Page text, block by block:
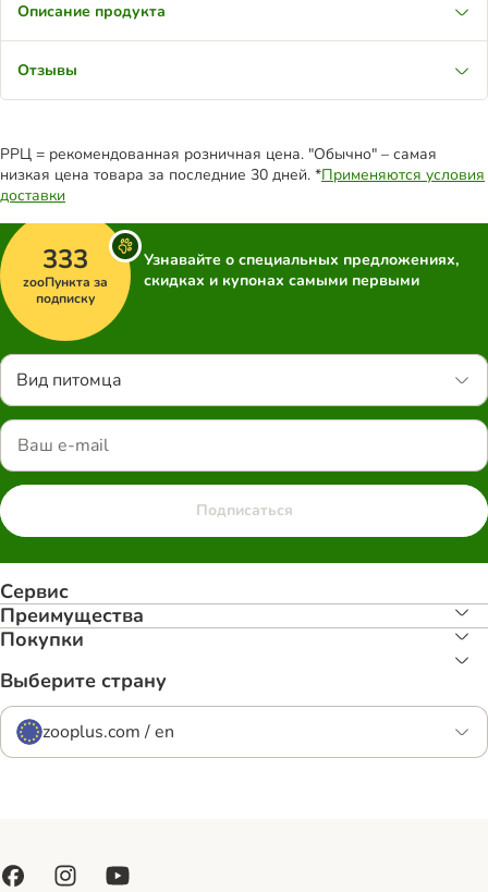
Описание продукта
Отзывы
РРЦ = рекомендованная розничная цена. "Обычно" – самая
низкая цена товара за последние 30 дней. *Применяются условия
доставки
333
zooПункта за
подписку
Узнавайте о специальных предложениях,
скидках и купонах самыми первыми
Вид питомца
Подписаться
Сервис
Преимуществa
Покупки
Выберите страну
zooplus.com / en